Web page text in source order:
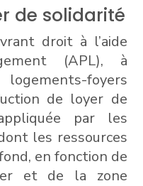
de solidarité
droit à l’aide
(APL), à
foyers
de loyer de
par les
les ressources
en fonction de
et de la zone